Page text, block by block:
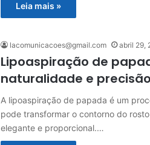
Leia mais »
lacomunicacoes@gmail.com abril 29,
Lipoaspiração de
naturalidade e precisão
A lipoaspiração de papada é um
pode transformar o contorno do
elegante e proporcional.…